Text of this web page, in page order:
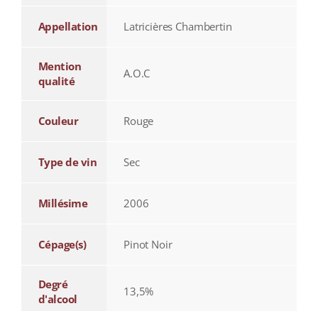
Appellation Latricières Chambertin
Mention
qualité
A.O.C
Couleur Rouge
Type de vin Sec
Millésime 2006
Cépage(s) Pinot Noir
Degré
d'alcool
13,5%